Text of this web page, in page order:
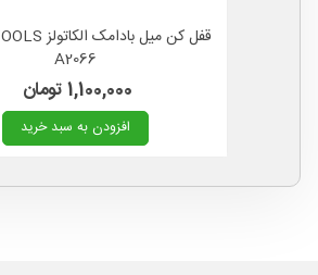
A2066
1,100,000 تومان
افزودن به سبد خرید